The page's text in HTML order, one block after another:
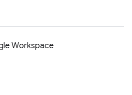
Workspace